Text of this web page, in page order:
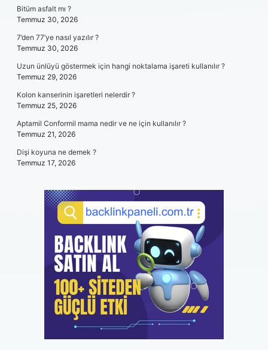
Bitüm asfalt mı ?
Temmuz 30, 2026
7’den 77’ye nasıl yazılır ?
Temmuz 30, 2026
Uzun ünlüyü göstermek için hangi noktalama işareti kullanılır ?
Temmuz 29, 2026
Kolon kanserinin işaretleri nelerdir ?
Temmuz 25, 2026
Aptamil Conformil mama nedir ve ne için kullanılır ?
Temmuz 21, 2026
Dişi koyuna ne demek ?
Temmuz 17, 2026